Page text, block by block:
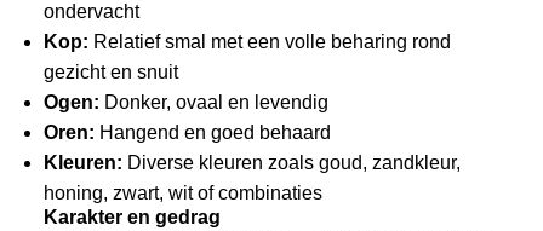
ondervacht
Kop: Relatief smal met een volle beharing rond
gezicht en snuit
Ogen: Donker, ovaal en levendig
Oren: Hangend en goed behaard
Kleuren: Diverse kleuren zoals goud, zandkleur,
honing, zwart, wit of combinaties
Karakter en gedrag